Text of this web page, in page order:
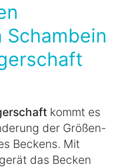
Schambein
kommt es
der Größen-
Beckens. Mit
das Becken